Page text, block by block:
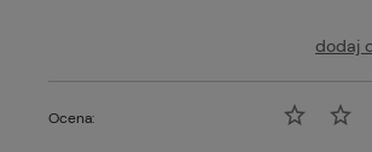
dodaj
Ocena: